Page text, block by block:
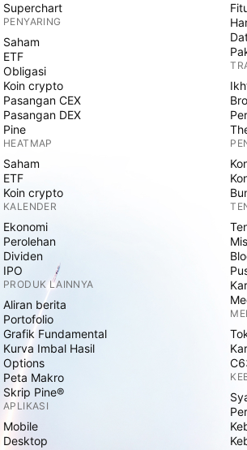
Superchart
PENYARING
Saham
ETF
Obligasi
Koin crypto
Pasangan CEX
Pasangan DEX
Pine
HEATMAP
Saham
ETF
Koin crypto
KALENDER
Ekonomi
Perolehan
Dividen
IPO
PRODUK LAINNYA
Aliran berita
Portofolio
Grafik Fundamental
Kurva Imbal Hasil
Options
Peta Makro
Skrip Pine®
APLIKASI
Mobile
Desktop